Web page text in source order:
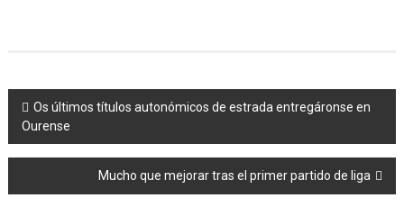
Post navigation
Os últimos títulos autonómicos de estrada entregáronse en
Ourense
Mucho que mejorar tras el primer partido de liga